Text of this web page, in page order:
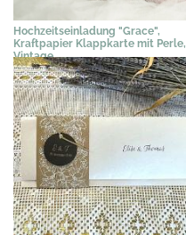
Hochzeitseinladung "Grace",
Kraftpapier Klappkarte mit Perle,
Vintage
2,95 €*